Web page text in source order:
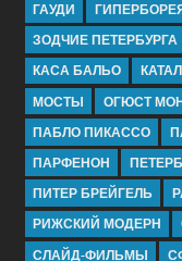
ГАУДИ
ЗОДЧИЕ ПЕТЕРБУРГА
КАСА БАЛЬО
МОСТЫ
ОГЮСТ
ПАБЛО ПИКАССО
ПАРФЕНОН
ПИТЕР БРЕЙГЕЛЬ
РИЖСКИЙ МОДЕРН
СЛАЙД-ФИЛЬМЫ